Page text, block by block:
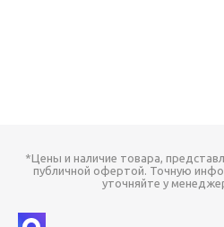
*Цены и наличие товара,
публичной офертой. Точную
уточняйте у